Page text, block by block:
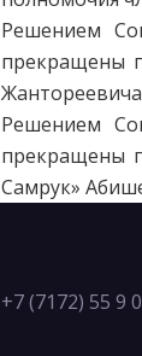
Решением
прекращены
Решением
прекращены
Самрук»
+7 (7172) 55 9